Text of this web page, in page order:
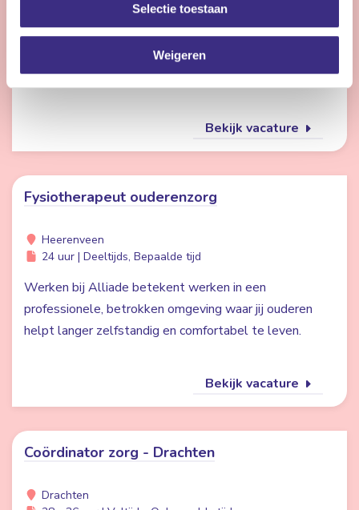
Selectie toestaan
Weigeren
Wil jij met meerdere doelgroepen werken en elke dag
iets anders doen? Dan is de flexpool echt iets voor jou.
Je werkt op verschillende locaties in de
gehandicaptenzorg, jeugdzorg of ouderenzorg.
Bekijk vacature
Fysiotherapeut ouderenzorg
Heerenveen
24 uur | Deeltijds, Bepaalde tijd
Werken bij Alliade betekent werken in een
professionele, betrokken omgeving waar jij ouderen
helpt langer zelfstandig en comfortabel te leven.
Bekijk vacature
Coördinator zorg - Drachten
Drachten